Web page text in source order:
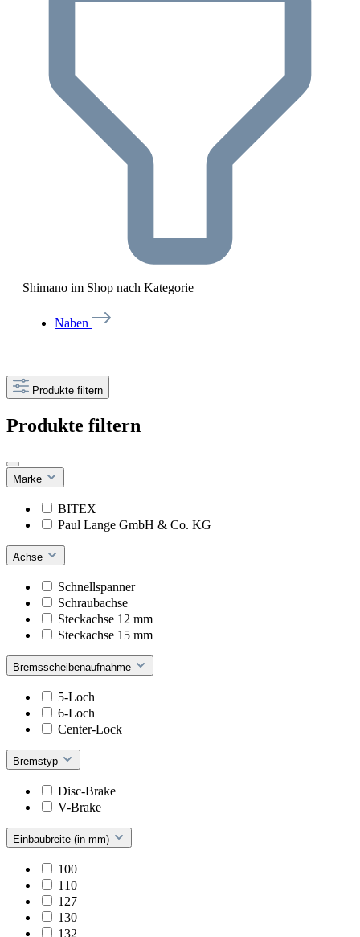
Shimano im Shop nach Kategorie
Naben
Produkte filtern
Produkte filtern
Marke
BITEX
Paul Lange GmbH & Co. KG
Achse
Schnellspanner
Schraubachse
Steckachse 12 mm
Steckachse 15 mm
Bremsscheibenaufnahme
5-Loch
6-Loch
Center-Lock
Bremstyp
Disc-Brake
V-Brake
Einbaubreite (in mm)
100
110
127
130
132